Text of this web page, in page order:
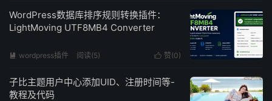
WordPress数据库排序规则转换插件：
LightMoving UTF8MB4 Converter
 赞(0)
 wordpress插件 阅读(5)
子比主题用户中心添加UID、注册时间等-
教程及代码